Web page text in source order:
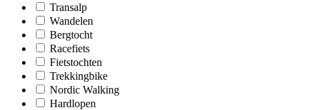
Transalp
Wandelen
Bergtocht
Racefiets
Fietstochten
Trekkingbike
Nordic Walking
Hardlopen